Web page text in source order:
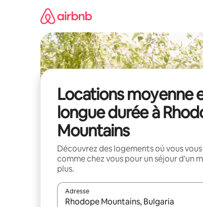
Locations moyenne
longue durée à
Mountains
Découvrez des logements où vous
comme chez vous pour un séjour d'un
plus.
Adresse
Lorsque les résultats s'affichent, utilisez